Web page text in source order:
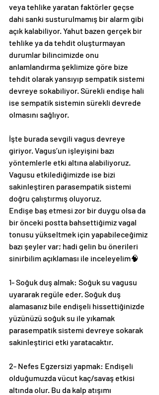
veya tehlike yaratan faktörler geçse
dahi sanki susturulmamış bir alarm gibi
açık kalabiliyor. Yahut bazen gerçek bir
tehlike ya da tehdit oluşturmayan
durumlar bilincimizde onu
anlamlandırma şeklimize göre bize
tehdit olarak yansıyıp sempatik sistemi
devreye sokabiliyor. Sürekli endişe hali
ise sempatik sistemin sürekli devrede
olmasını sağlıyor.
İşte burada sevgili vagus devreye
giriyor. Vagus’un işleyişini bazı
yöntemlerle etki altına alabiliyoruz.
Vagusu etkilediğimizde ise bizi
sakinleştiren parasempatik sistemi
doğru çalıştırmış oluyoruz.
Endişe baş etmesi zor bir duygu olsa da
bir önceki postta bahsettiğimiz vagal
tonusu yükseltmek için yapabileceğimiz
bazı şeyler var; hadi gelin bu önerileri
sinirbilim açıklaması ile inceleyelim🧠
1- Soğuk duş almak: Soğuk su vagusu
uyararak regüle eder. Soğuk duş
alamasanız bile endişeli hissettiğinizde
yüzünüzü soğuk su ile yıkamak
parasempatik sistemi devreye sokarak
sakinleştirici etki yaratacaktır.
2- Nefes Egzersizi yapmak: Endişeli
olduğumuzda vücut kaç/savaş etkisi
altında olur. Bu da kalp atışımı